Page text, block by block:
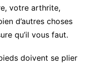
votre arthrite,
d’autres choses
qu’il vous faut.
doivent se plier